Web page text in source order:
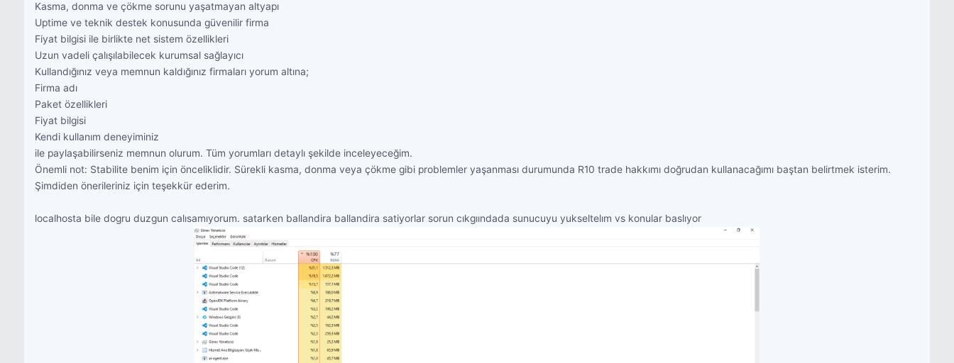
Kasma, donma ve çökme sorunu yaşatmayan altyapı
Uptime ve teknik destek konusunda güvenilir firma
Fiyat bilgisi ile birlikte net sistem özellikleri
Uzun vadeli çalışılabilecek kurumsal sağlayıcı
Kullandığınız veya memnun kaldığınız firmaları yorum altına;
Firma adı
Paket özellikleri
Fiyat bilgisi
Kendi kullanım deneyiminiz
ile paylaşabilirseniz memnun olurum. Tüm yorumları detaylı şekilde inceleyeceğim.
Önemli not: Stabilite benim için önceliklidir. Sürekli kasma, donma veya çökme gibi problemler yaşanması durumunda R10 trade hakkımı doğrudan kullanacağımı baştan belirtmek isterim.
Şimdiden önerileriniz için teşekkür ederim.
localhosta bile dogru duzgun calısamıyorum. satarken ballandira ballandira satiyorlar sorun cıkgıındada sunucuyu yukseltelım vs konular baslıyor